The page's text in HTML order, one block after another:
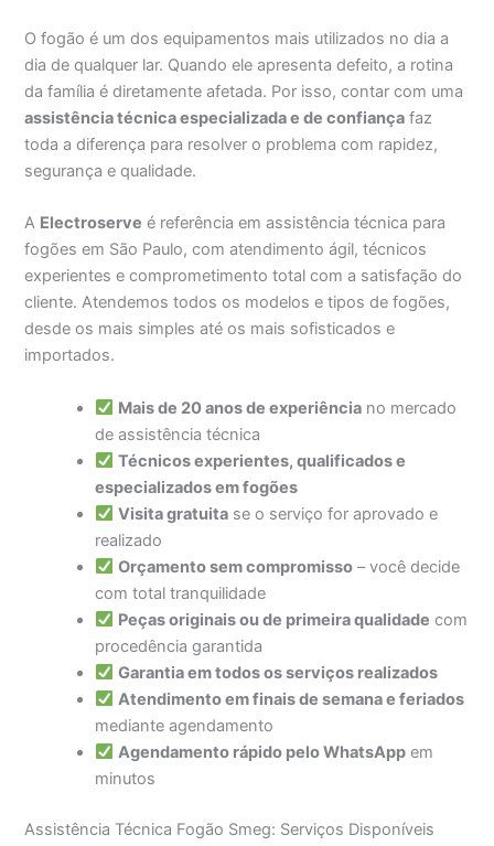
O fogão é um dos equipamentos mais utilizados no dia a
dia de qualquer lar. Quando ele apresenta defeito, a rotina
da família é diretamente afetada. Por isso, contar com uma
assistência técnica especializada e de confiança faz
toda a diferença para resolver o problema com rapidez,
segurança e qualidade.
A Electroserve é referência em assistência técnica para
fogões em São Paulo, com atendimento ágil, técnicos
experientes e comprometimento total com a satisfação do
cliente. Atendemos todos os modelos e tipos de fogões,
desde os mais simples até os mais sofisticados e
importados.
Mais de 20 anos de experiênciano mercado
de assistência técnica
Técnicos experientes, qualificados e
especializados em fogões
Visita gratuitase o serviço for aprovado e
realizado
Orçamento sem compromisso– você decide
com total tranquilidade
Peças originais ou de primeira qualidade com
procedência garantida
Garantia em todos os serviços realizados
Atendimento em finais de semana e feriados
mediante agendamento
Agendamento rápido pelo WhatsAppem
minutos
Assistência Técnica Fogão Smeg: Serviços Disponíveis